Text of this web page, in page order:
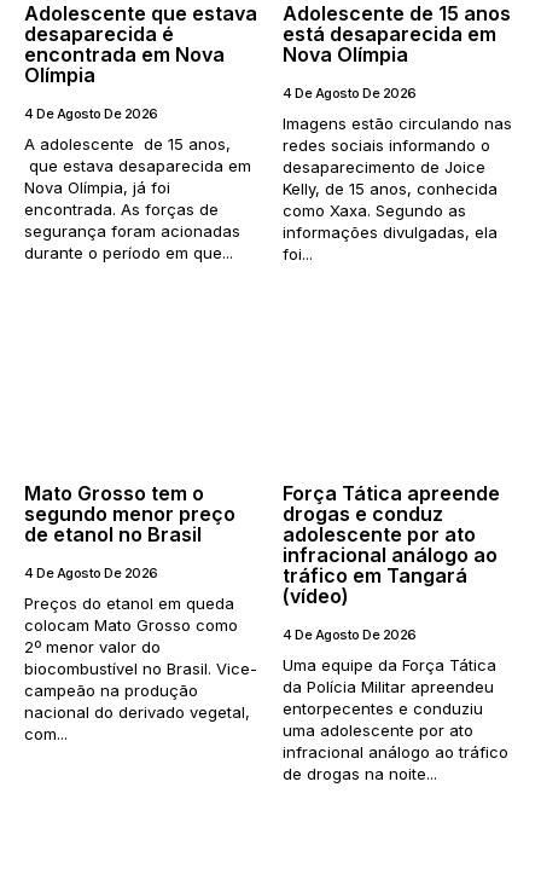
Adolescente que estava
desaparecida é
encontrada em Nova
Olímpia
4 De Agosto De 2026
A adolescente de 15 anos,
que estava desaparecida em
Nova Olímpia, já foi
encontrada. As forças de
segurança foram acionadas
durante o período em que...
Adolescente de 15 anos
está desaparecida em
Nova Olímpia
4 De Agosto De 2026
Imagens estão circulando nas
redes sociais informando o
desaparecimento de Joice
Kelly, de 15 anos, conhecida
como Xaxa. Segundo as
informações divulgadas, ela
foi...
Mato Grosso tem o
segundo menor preço
de etanol no Brasil
4 De Agosto De 2026
Preços do etanol em queda
colocam Mato Grosso como
2º menor valor do
biocombustível no Brasil. Vice-
campeão na produção
nacional do derivado vegetal,
com...
Força Tática apreende
drogas e conduz
adolescente por ato
infracional análogo ao
tráfico em Tangará
(vídeo)
4 De Agosto De 2026
Uma equipe da Força Tática
da Polícia Militar apreendeu
entorpecentes e conduziu
uma adolescente por ato
infracional análogo ao tráfico
de drogas na noite...